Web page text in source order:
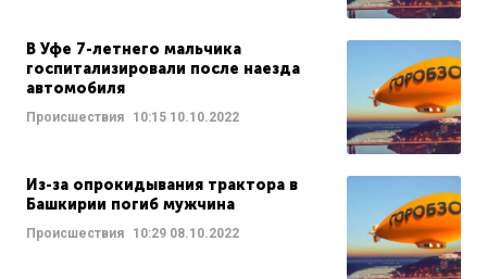
В Уфе 7-летнего мальчика
госпитализировали после наезда
автомобиля
Происшествия 10:15 10.10.2022
Из-за опрокидывания трактора в
Башкирии погиб мужчина
Происшествия 10:29 08.10.2022